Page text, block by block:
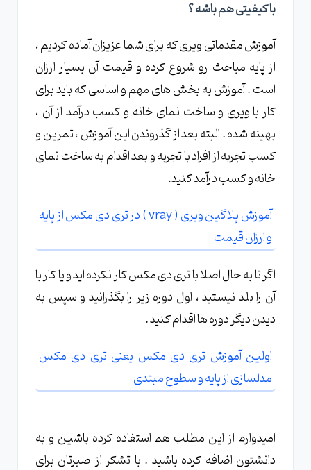
با کیفیتی هم باشه ؟
آموزش مقدماتی ویری که برای شما عزیزان آماده کردیم ،
از پایه مباحث رو شروع کرده و قیمت آن بسیار ارزان
است . آموزش به بخش های مهم و اساسی که باید برای
کار با ویری و ساخت نمای خانه و کسب درآمد از آن ،
بهینه شده . البته بعد از گذروندن این آموزش ، تمرین و
کسب تجربه از افراد با تجربه و بعد اقدام به ساخت نمای
خانه و کسب درآمد کنید.
آموزش پلاگین ویری ( vray ) در تری دی مکس از پایه
و ارزان قیمت
اگر تا به حال اصلا با تری دی مکس کار نکرده اید و یا کار با
آن را بلد نیستید ، اول دوره زیر را بگذرانید و سپس به
دیدن دیگر دوره ها اقدام کنید .
اولین آموزش تری دی مکس یعنی تری دی مکس
مدلسازی از پایه و سطوح مبتدی
امیدوارم از این مطلب هم استفاده کرده باشین و به
دانشتون اضافه کرده باشید . با تشکر از صبرتان برای